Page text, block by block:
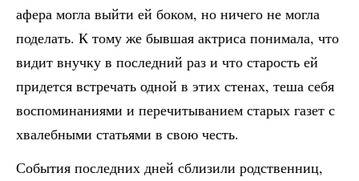
афера могла выйти ей боком, но ничего не могла
поделать. К тому же бывшая актриса понимала, что
видит внучку в последний раз и что старость ей
придется встречать одной в этих стенах, теша себя
воспоминаниями и перечитыванием старых газет с
хвалебными статьями в свою честь.
События последних дней сблизили родственниц,